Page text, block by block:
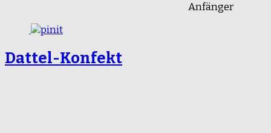
Anfänger
Dattel-Konfekt